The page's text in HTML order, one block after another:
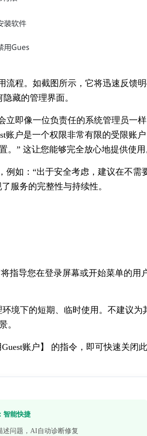
流程。如截图所示，它将迅速反馈
藏的管理界面。
即像一位负责任的系统管理员一样
账户是一个权限非常有限的受限账户
” 这让您能够完全放心地提供使用
例如：“出于安全考虑，建议在不需
服务的完整性与持续性。
指导您在登录屏幕或开始菜单的用
境下的短期、临时使用。不建议为
。
账户】 的指令，即可快速关闭
智能快捷
述问题，AI自动诊断修复